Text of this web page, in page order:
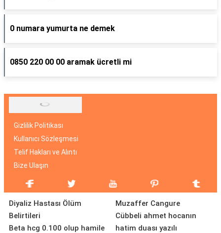
0 numara yumurta ne demek
0850 220 00 00 aramak ücretli mi
Gizlilik Politikası
Kullanıcı Sözleşmesi
Telif Hakları ve Alıntı
Bize Ulaşın
Diyaliz Hastası Ölüm
Belirtileri
Beta hcg 0.100 olup hamile
Muzaffer Cangure
Cübbeli ahmet hocanın
hatim duası yazılı